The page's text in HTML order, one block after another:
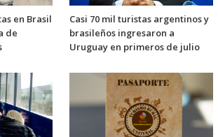
en Brasil
de
Casi 70 mil turistas argentinos y
brasileños ingresaron a
Uruguay en primeros de julio